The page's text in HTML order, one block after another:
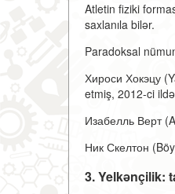
Atletin fiziki
saxlanıla bilər.
Paradoksal
Хироси Хокэцу
etmiş, 2012-ci
Изабелль Верт
Ник Скелтон
3. Yelkənçilik: